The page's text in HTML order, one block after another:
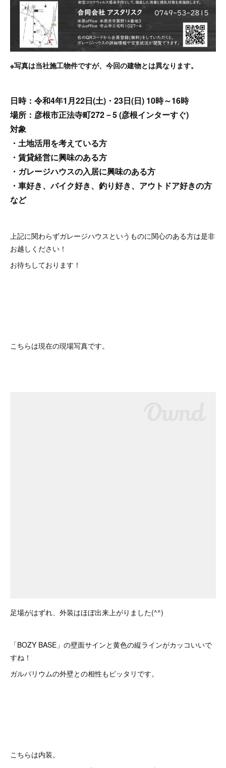
※写真は当社施工物件ですが、今回の建物とは異なります。
日時：令和4年1月22日(土)・23日(日) 10時～16時
場所：彦根市正法寺町272－5 (彦根インターすぐ)
対象
・土地活用を考えている方
・賃貸経営に興味のある方
・ガレージハウスの入居に興味のある方
・車好き、バイク好き、釣り好き、アウトドア好きの方
など
上記に関わらずガレージハウスというものに関心のある方は是非
お越しください！
お待ちしております！
こちらは現在の現場写真です。
足場がはずれ、外装はほぼ出来上がりました(^^)
「BOZY BASE」の壁面サインと黄色の縦ラインがカッコいいで
すね！
ガルバリウムの外壁との相性もピッタリです。
こちらは内装。